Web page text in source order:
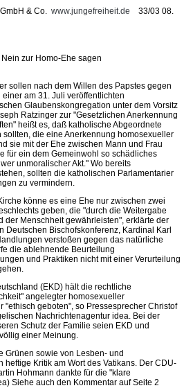
& Co. www.jungefreiheit.de 33/03 08.
zur Homo-Ehe sagen
sollen nach dem Willen des Papstes gegen
am 31. Juli veröffentlichten
Glaubenskongregation unter dem Vorsitz
Ratzinger zur "Gesetzlichen Anerkennung
heißt es, daß katholische Abgeordnete
sollten, die eine Anerkennung homosexueller
sie mit der Ehe zwischen Mann und Frau
für ein dem Gemeinwohl so schädliches
unmoralischer Akt." Wo bereits
sollten die katholischen Parlamentarier
zu vermindern.
könne es eine Ehe nur zwischen zwei
geben, die "durch die Weitergabe
der Menschheit gewährleisten", erklärte der
Deutschen Bischofskonferenz, Kardinal Karl
verstoßen gegen das natürliche
die ablehnende Beurteilung
und Praktiken nicht mit einer Verurteilung
(EKD) hält die rechtliche
angelegter homosexueller
"ethisch geboten", so Pressesprecher Christof
Nachrichtenagentur idea. Bei der
Schutz der Familie seien EKD und
einer Meinung.
Grünen sowie von Lesben- und
Kritik am Wort des Vatikans. Der CDU-
Hohmann dankte für die "klare
Siehe auch den Kommentar auf Seite 2